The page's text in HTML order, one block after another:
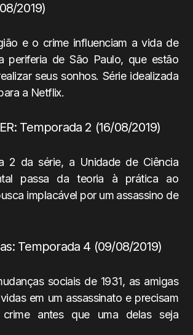
2019)
e o crime influenciam a vida de
periferia de São Paulo, que estão
seus sonhos. Série idealizada
a Netflix.
Temporada 2 (16/08/2019)
2 da série, a Unidade de Ciência
passa da teoria à prática ao
implacável por um assassino de
Temporada 4 (09/08/2019)
sociais de 1931, as amigas
em um assassinato e precisam
antes que uma delas seja